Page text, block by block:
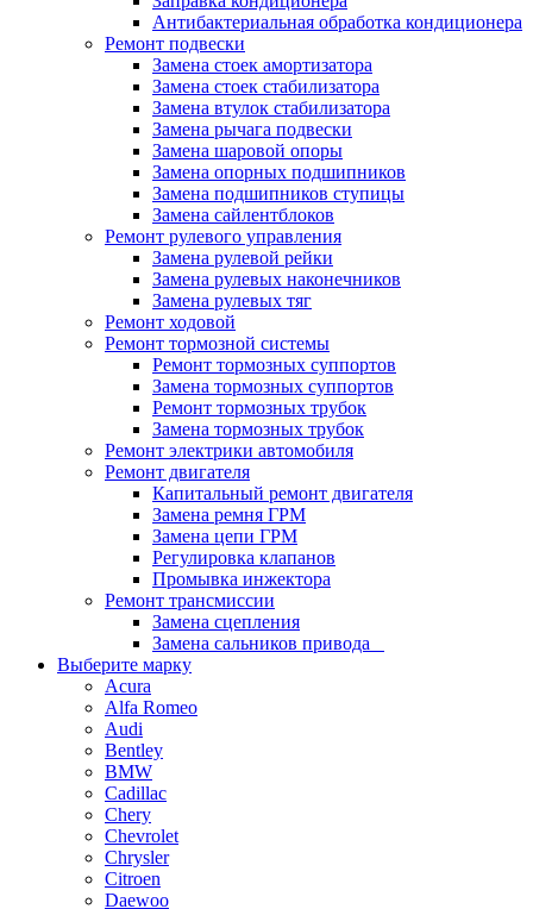
Антибактериальная обработка кондиционера
Ремонт подвески
Замена стоек амортизатора
Замена стоек стабилизатора
Замена втулок стабилизатора
Замена рычага подвески
Замена шаровой опоры
Замена опорных подшипников
Замена подшипников ступицы
Замена сайлентблоков
Ремонт рулевого управления
Замена рулевой рейки
Замена рулевых наконечников
Замена рулевых тяг
Ремонт ходовой
Ремонт тормозной системы
Ремонт тормозных суппортов
Замена тормозных суппортов
Ремонт тормозных трубок
Замена тормозных трубок
Ремонт электрики автомобиля
Ремонт двигателя
Капитальный ремонт двигателя
Замена ремня ГРМ
Замена цепи ГРМ
Регулировка клапанов
Промывка инжектора
Ремонт трансмиссии
Замена сцепления
Замена сальников привода
Выберите марку
Acura
Alfa Romeo
Audi
Bentley
BMW
Cadillac
Chery
Chevrolet
Chrysler
Citroen
Daewoo